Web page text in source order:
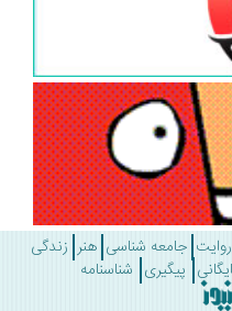
جامعه شناسی هنر زندگی
پیگیری شناسنامه